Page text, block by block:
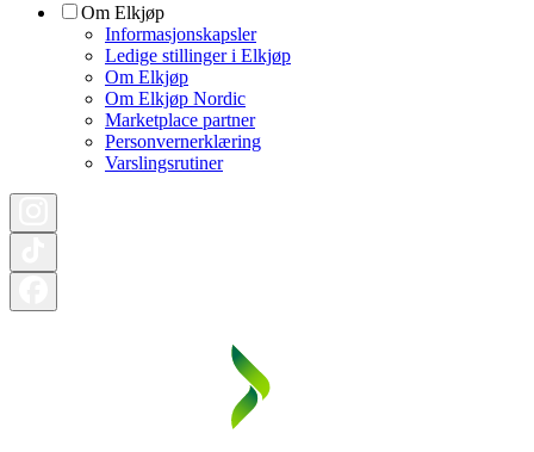
Om Elkjøp
Informasjonskapsler
Ledige stillinger i Elkjøp
Om Elkjøp
Om Elkjøp Nordic
Marketplace partner
Personvernerklæring
Varslingsrutiner